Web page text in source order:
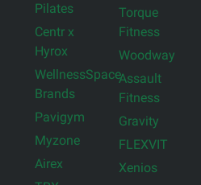
Pilates
Centr x
Hyrox
WellnessSpace
Brands
Pavigym
Myzone
Airex
Torque
Fitness
Woodway
Assault
Fitness
Gravity
FLEXVIT
Xenios